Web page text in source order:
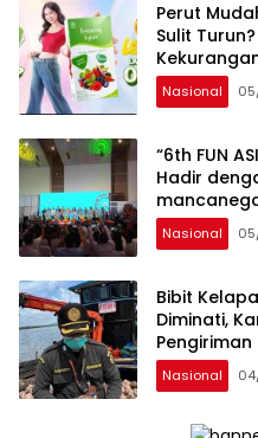
Perut
Sulit
Nasional
“6th FUN
Hadir
Rekreasi
Tanah Air
Nasional
Bibit
Diminati,
Pengiriman
Nasional